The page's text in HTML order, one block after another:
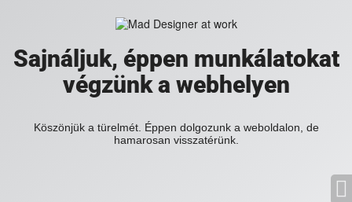
Sajnáljuk, éppen munkálatokat
végzünk a webhelyen
Köszönjük a türelmét. Éppen dolgozunk a weboldalon, de
hamarosan visszatérünk.